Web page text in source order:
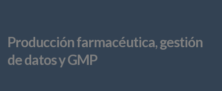
Producción farmacéutica, gestión
de datos y GMP